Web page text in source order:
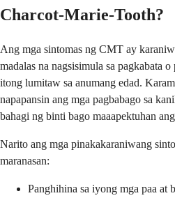
Charcot-Marie-Tooth?
Ang mga sintomas ng CMT ay
madalas na nagsisimula sa pagkabata
itong lumitaw sa anumang edad.
napapansin ang mga pagbabago sa
bahagi ng binti bago maaapektuhan
Narito ang mga pinakakaraniwang
maranasan:
Panghihina sa iyong mga paa at